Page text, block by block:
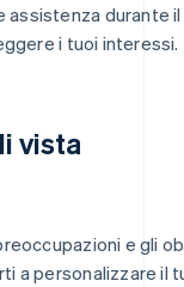
assistenza durante il
i tuoi interessi.
vista
e gli
a personalizzare il